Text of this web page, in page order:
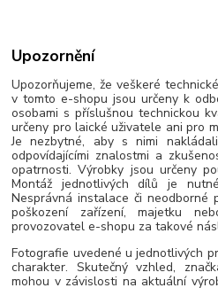
Upozornění
Upozorňujeme, že veškeré
v tomto e-shopu jsou určeny k
osobami s příslušnou technickou
určeny pro laické uživatele ani pro
Je nezbytné, aby s nimi
odpovídajícími znalostmi a
opatrnosti. Výrobky jsou určeny
Montáž jednotlivých dílů je
Nesprávná instalace či neodborné
poškození zařízení, majetku
provozovatel e-shopu za takové
Fotografie uvedené u jednotlivých
charakter. Skutečný vzhled,
mohou v závislosti na aktuální